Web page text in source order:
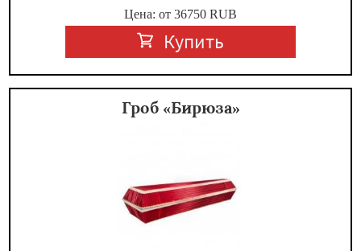
Цена: от 36750 RUB
Купить
Гроб «Бирюза»